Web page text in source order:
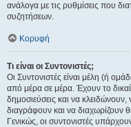
ανάλογα με τις ρυθμίσεις που
συζητήσεων.
Κορυφή
Τι είναι οι Συντονιστές;
Οι Συντονιστές είναι μέλη (ή
από μέρα σε μέρα. Έχουν το
δημοσιεύσεις και να
διαγράφουν και να διαχωρίζουν
Γενικώς, οι συντονιστές